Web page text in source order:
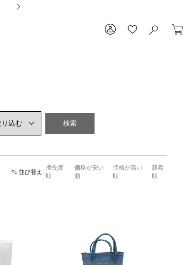
検索
並び替え
優先度
順
価格が安い
順
価格が高い
順
新着
順